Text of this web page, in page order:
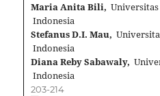
Maria Anita Bili, Universitas
Indonesia
Stefanus D.I. Mau,
Indonesia
Diana Reby Sabawaly,
Indonesia
203-214